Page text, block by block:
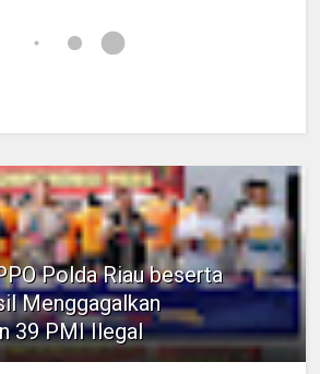
Polda Riau beserta
Menggagalkan
39 PMI Ilegal